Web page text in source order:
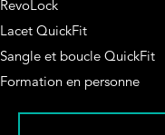
RevoLock
Lacet QuickFit
Sangle et boucle QuickFit
Formation en personne